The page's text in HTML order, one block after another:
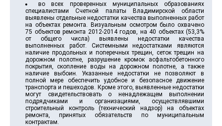
во всех проверенных муниципальных образованиях
специалистами Счетной палаты Владимирской области
выявлены отдельные недостатки качества выполненных работ
на объектах ремонта. Визуальным осмотром было охвачено
75 объектов ремонта 2012-2014 годов, на 40 объектах (53,3%
от общего числа) выявлены недостатки качества
выполненных работ. Системными недостатками являются
наличие продольных и поперечных трещин, сеток трещин на
дорожном полотне, разрушение кромок асфальтобетонного
покрытия, скопление воды на дорожном полотне, а также
наличие выбоин. Указанные недостатки не позволяют в
полной мере обеспечить удобное и безопасное движение
транспорта и пешеходов. Кроме этого, выявленные недостатки
могут свидетельствовать о ненадлежащем выполнении
подрядчиками и организациями, осуществлявшими
строительный контроль (технический надзор) на объектах
ремонта, принятых обязательств по муниципальным
контрактам.